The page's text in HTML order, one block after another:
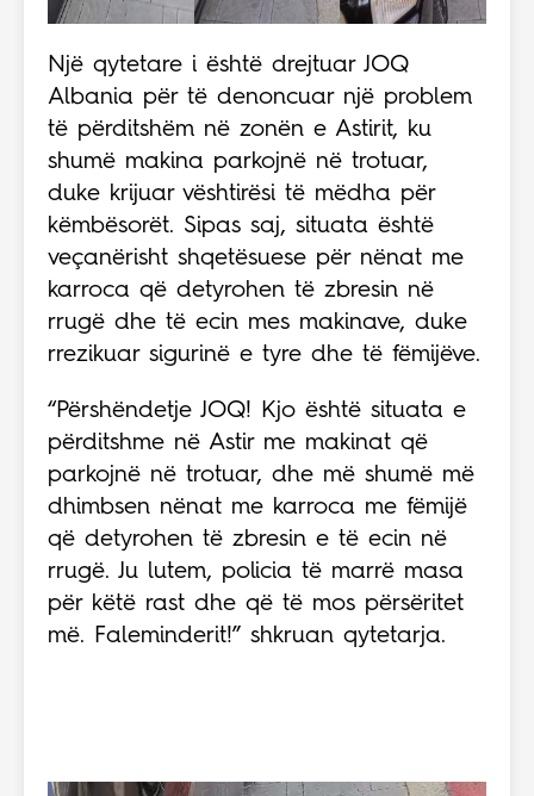
Një qytetare i është drejtuar JOQ
Albania për të denoncuar një problem
të përditshëm në zonën e Astirit, ku
shumë makina parkojnë në trotuar,
duke krijuar vështirësi të mëdha për
këmbësorët. Sipas saj, situata është
veçanërisht shqetësuese për nënat me
karroca që detyrohen të zbresin në
rrugë dhe të ecin mes makinave, duke
rrezikuar sigurinë e tyre dhe të fëmijëve.
“Përshëndetje JOQ! Kjo është situata e
përditshme në Astir me makinat që
parkojnë në trotuar, dhe më shumë më
dhimbsen nënat me karroca me fëmijë
që detyrohen të zbresin e të ecin në
rrugë. Ju lutem, policia të marrë masa
për këtë rast dhe që të mos përsëritet
më. Faleminderit!” shkruan qytetarja.